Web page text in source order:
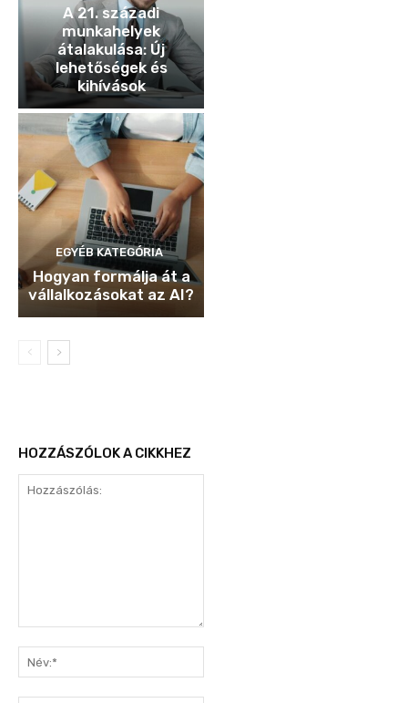
A 21. századi
munkahelyek
átalakulása: Új
lehetőségek és
kihívások
EGYÉB KATEGÓRIA
Hogyan formálja át a
vállalkozásokat az AI?
HOZZÁSZÓLOK A CIKKHEZ